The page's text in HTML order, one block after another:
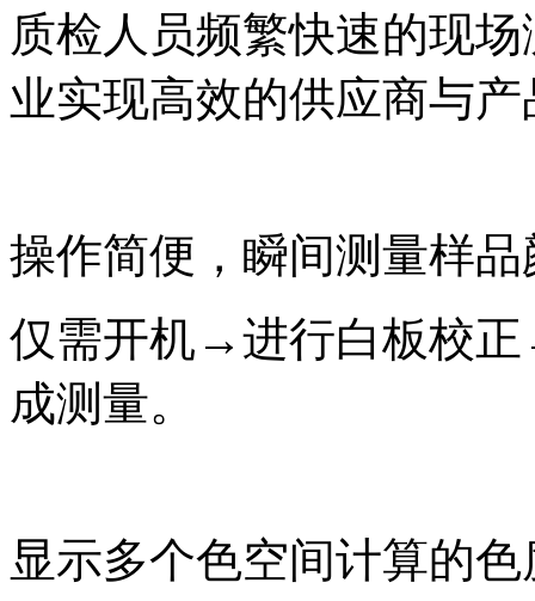
质检人员频繁快速的现
业实现高效的供应商与
操作简便，瞬间测量样
仅需开机→进行白板校
成测量。
显示多个色空间计算的